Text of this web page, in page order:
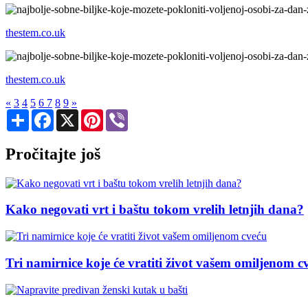
thestem.co.uk
thestem.co.uk
« 3 4 5 6 7 8 9 »
Share Facebook
X Pinterest
Pročitajte još
Kako negovati vrt i baštu tokom vrelih letnjih dana?
Tri namirnice koje će vratiti život vašem omiljenom